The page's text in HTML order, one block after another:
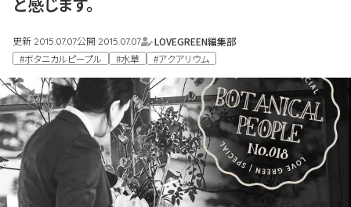
更新 2015.07.07公開 2015.07.07
LOVEGREEN編集部
#ボタニカルピープル
#水草 #アクアリウム